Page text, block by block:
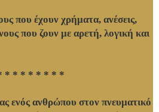
που έχουν χρήματα, ανέσεις,
που ζουν με αρετή, λογική και
* * *
ενός ανθρώπου στον πνευματικό